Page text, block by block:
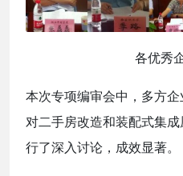
各优秀
本次专项编审会中，多方
对二手房改造和装配式集
行了深入讨论，成效显著。